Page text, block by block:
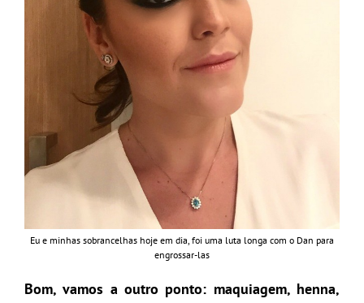
Eu e minhas sobrancelhas hoje em dia, foi uma luta longa com o Dan para
engrossar-las
Bom, vamos a outro ponto: maquiagem, henna,